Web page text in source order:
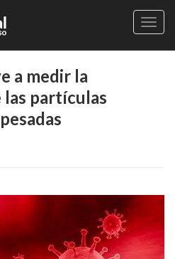
a medir la
partículas